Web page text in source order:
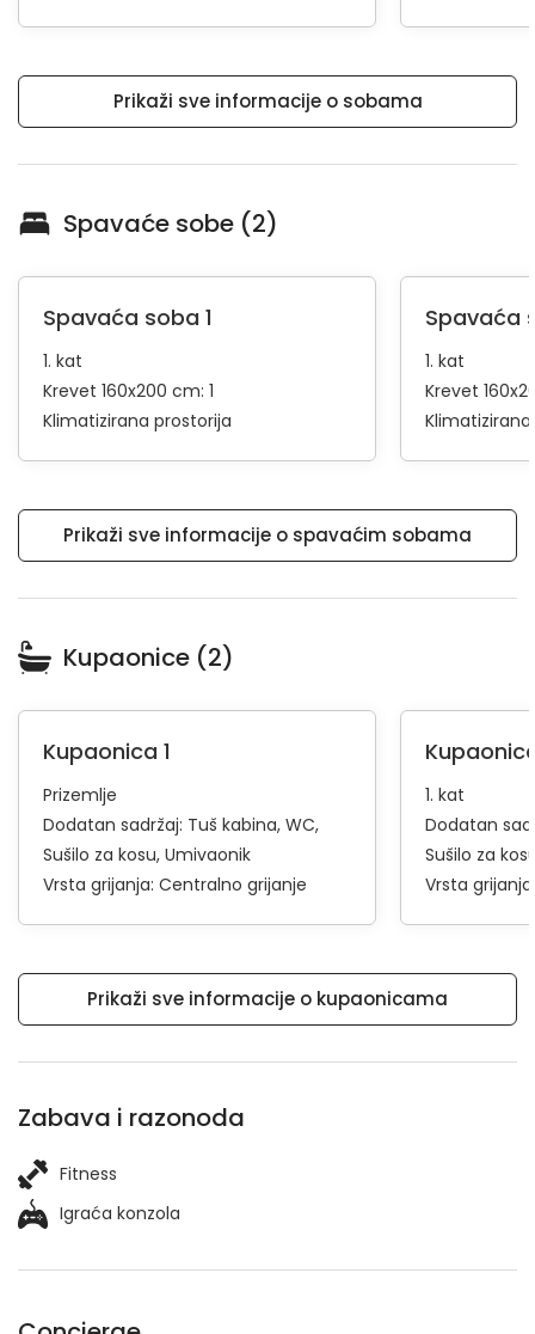
Prikaži sve informacije o sobama
Spavaće sobe (2)
Spavaća soba 1
1. kat
Krevet 160x200 cm: 1
Klimatizirana prostorija
Spavaća
1. kat
Krevet
Prikaži sve informacije o spavaćim sobama
Kupaonice (2)
Kupaonica 1
Prizemlje
Dodatan sadržaj: Tuš kabina WC
Sušilo za kosu Umivaonik
Vrsta grijanja: Centralno grijanje
1. kat
Dodatan
Sušilo za
Vrsta
Prikaži sve informacije o kupaonicama
Zabava i razonoda
Fitness
Igraća konzola